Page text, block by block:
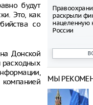
будут
Это, как
со
Донской
расходных
раскрыли
нацеленную
России
Северные
Тысячи
границе
МЫ